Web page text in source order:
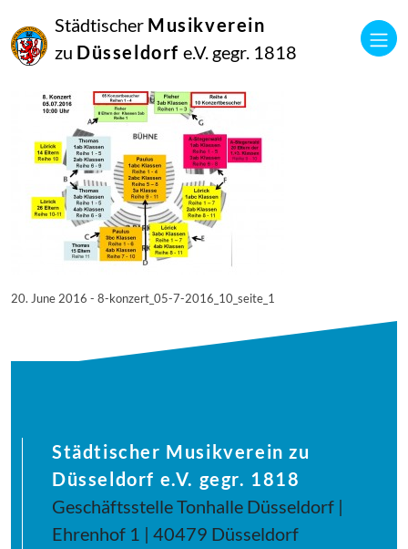
Städtischer Musikverein
zu Düsseldorf e.V. gegr. 1818
Juni
2016
Netkotec
20. June 2016 - 8-konzert_05-7-2016_10_seite_1
Städtischer Musikverein zu
Düsseldorf e.V. gegr. 1818
Geschäftsstelle Tonhalle Düsseldorf |
Ehrenhof 1 | 40479 Düsseldorf